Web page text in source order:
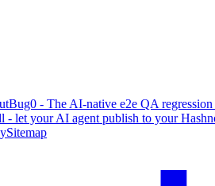
Bug0 - The AI-native e2e QA regression
- let your AI agent publish to your
Sitemap